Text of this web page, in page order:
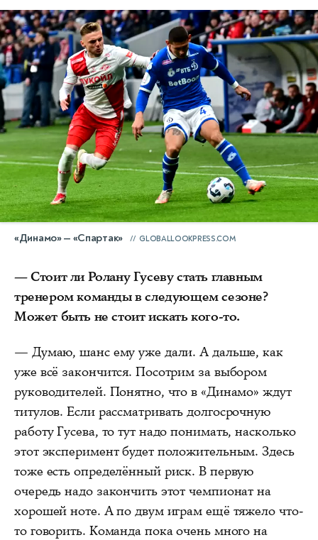
«Динамо» — «Спартак» GLOBALLOOKPRESS.COM
— Стоит ли Ролану Гусеву стать главным
тренером команды в следующем сезоне?
Может быть не стоит искать кого-то.
— Думаю, шанс ему уже дали. А дальше, как
уже всё закончится. Посотрим за выбором
руководителей. Понятно, что в «Динамо» ждут
титулов. Если рассматривать долгосрочную
работу Гусева, то тут надо понимать, насколько
этот эксперимент будет положительным. Здесь
тоже есть определённый риск. В первую
очередь надо закончить этот чемпионат на
хорошей ноте. А по двум играм ещё тяжело что-
то говорить. Команда пока очень много на